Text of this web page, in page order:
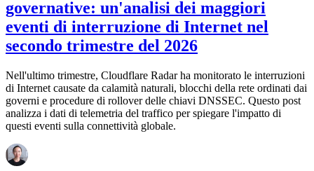
governative: un'analisi dei maggiori
eventi di interruzione di Internet nel
secondo trimestre del 2026
Nell'ultimo trimestre, Cloudflare Radar ha monitorato le interruzioni
di Internet causate da calamità naturali, blocchi della rete ordinati dai
governi e procedure di rollover delle chiavi DNSSEC. Questo post
analizza i dati di telemetria del traffico per spiegare l'impatto di
questi eventi sulla connettività globale.